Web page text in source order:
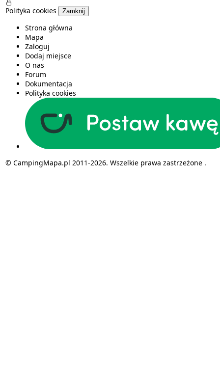
Polityka cookies
Zamknij
Strona główna
Mapa
Zaloguj
Dodaj miejsce
O nas
Forum
Dokumentacja
Polityka cookies
© CampingMapa.pl 2011-2026. Wszelkie prawa zastrzeżone .